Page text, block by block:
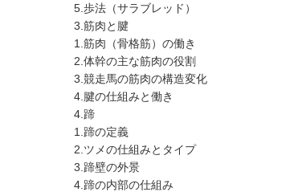
5.歩法（サラブレッド）
3.筋肉と腱
1.筋肉（骨格筋）の働き
2.体幹の主な筋肉の役割
3.競走馬の筋肉の構造変化
4.腱の仕組みと働き
4.蹄
1.蹄の定義
2.ツメの仕組みとタイプ
3.蹄壁の外景
4.蹄の内部の仕組み